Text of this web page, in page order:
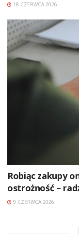
18 CZERWCA 2026
Robiąc zakupy
ostrożność –
9 CZERWCA 2026